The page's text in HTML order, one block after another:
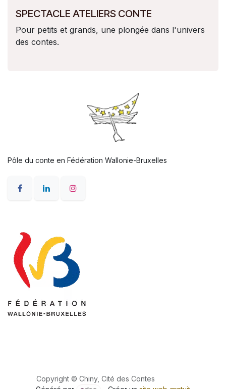
SPECTACLE ATELIERS CONTE
Pour petits et grands, une plongée dans l'univers
des contes.
Pôle du conte en Fédération Wallonie-Bruxelles
Copyright © Chiny, Cité des Contes